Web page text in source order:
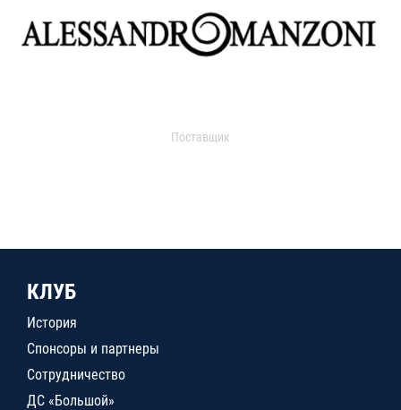
Поставщик
КЛУБ
История
Спонсоры и партнеры
Сотрудничество
ДС «Большой»